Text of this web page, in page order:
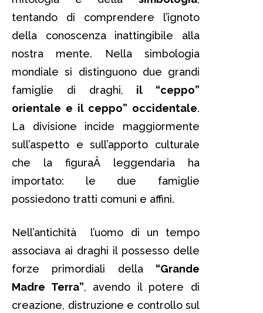
tentando di comprendere l’ignoto
della conoscenza inattingibile alla
nostra mente. Nella simbologia
mondiale si distinguono due grandi
famiglie di draghi, il “ceppo”
orientale e il ceppo” occidentale.
La divisione incide maggiormente
sull’aspetto e sull’apporto culturale
che la figuraÂ leggendaria ha
importato: le due famiglie
possiedono tratti comuni e affini.
Nell’antichità l’uomo di un tempo
associava ai draghi il possesso delle
forze primordiali della “Grande
Madre Terra”, avendo il potere di
creazione, distruzione e controllo sul